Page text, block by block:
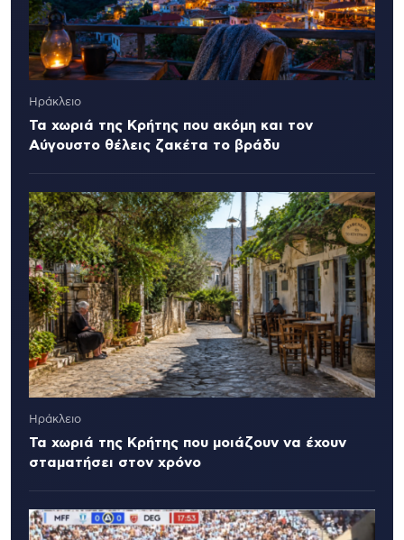
Ηράκλειο
Τα χωριά της Κρήτης που ακόμη και τον
Αύγουστο θέλεις ζακέτα το βράδυ
Ηράκλειο
Τα χωριά της Κρήτης που μοιάζουν να έχουν
σταματήσει στον χρόνο